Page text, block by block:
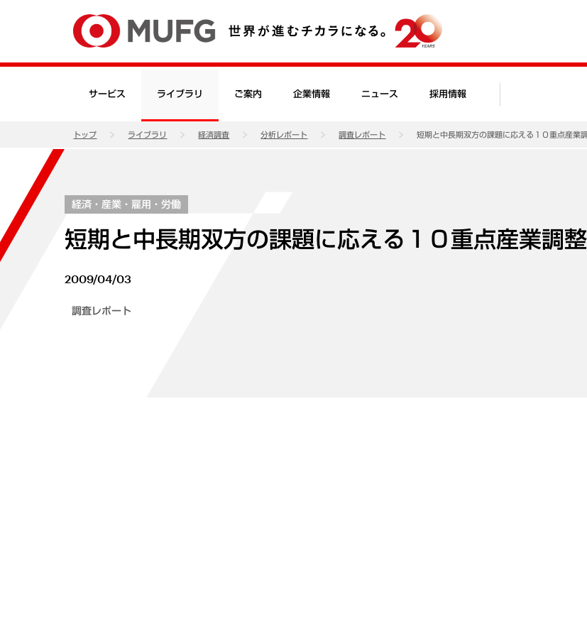
サービス ライブラリ ご案内 企業情報 ニュース 採用情報
トップ ライブラリ 経済調査 分析レポート 調査レポート 短期と中長期双方の課題に応える１０重点産業
経済・産業・雇用・労働
短期と中長期双方の課題に応える１０重点産業調
2009/04/03
調査レポート